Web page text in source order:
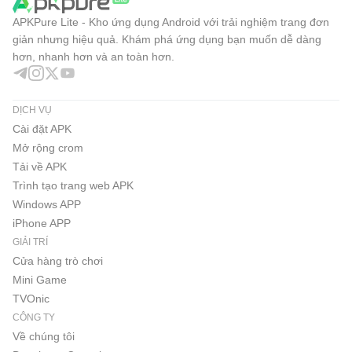
Ứng dụng này là ứng dụng đầu tiên thuộc loại này trong
thế giới Ả Rập vì nó hoạt động theo một phương pháp
khoa học, bên cạnh các phương tiện tích hợp công nghệ
trong quá trình đào tạo thông qua ứng dụng.
Ứng dụng Đọc nhanh tiếng Ả Rập là lựa chọn tốt nhất của
bạn để đọc nhanh hơn và có kỹ năng đọc nhanh ngoài
việc nâng cao năng lực của văn bản, mang lại cho bạn lợi
chuyên nghiệp và văn hóa.
Chúng tôi hài lòng với trải nghiệm của bạn về ứng dụng và
chúng tôi hoan nghênh mọi bình luận hoặc yêu cầu qua
email:
APKPure Lite - Kho ứng dụng Android với trải nghiệm trang đơn
giản nhưng hiệu quả. Khám phá ứng dụng bạn muốn dễ dàng
hơn, nhanh hơn và an toàn hơn.
DỊCH VỤ
Cài đặt APK
Mở rộng crom
Tải về APK
Trình tạo trang web APK
Windows APP
iPhone APP
GIẢI TRÍ
Cửa hàng trò chơi
Mini Game
TVOnic
CÔNG TY
Về chúng tôi